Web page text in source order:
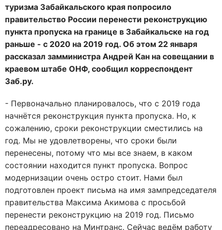
туризма Забайкальского края попросило
правительство России перенести реконструкцию
пункта пропуска на границе в Забайкальске на год
раньше - с 2020 на 2019 год. Об этом 22 января
рассказал замминистра Андрей Кан на совещании в
краевом штабе ОНФ, сообщил корреспондент
Заб.ру.
- Первоначально планировалось, что с 2019 года
начнётся реконструкция пункта пропуска. Но, к
сожалению, сроки реконструкции сместились на
год. Мы не удовлетворены, что сроки были
перенесены, потому что мы все знаем, в каком
состоянии находится пункт пропуска. Вопрос
модернизации очень остро стоит. Нами был
подготовлен проект письма на имя зампредседателя
правительства Максима Акимова с просьбой
перенести реконструкцию на 2019 год. Письмо
переадресовано на Минтранс. Сейчас ведём работу